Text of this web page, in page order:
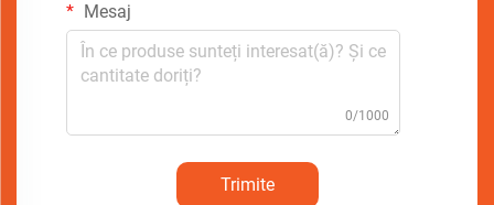
Mesaj
0/1000
Trimite